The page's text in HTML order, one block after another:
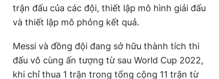
trận đấu của các đội, thiết lập mô hình giải đấu
và thiết lập mô phỏng kết quả.
Messi và đồng đội đang sở hữu thành tích thi
đấu vô cùng ấn tượng từ sau World Cup 2022,
khi chỉ thua 1 trận trong tổng cộng 11 trận từ